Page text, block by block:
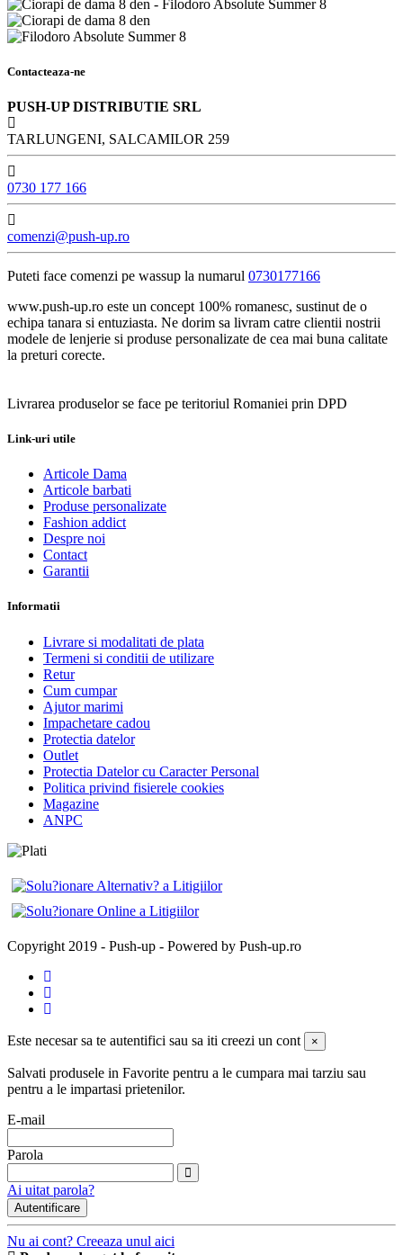
Contacteaza-ne
PUSH-UP DISTRIBUTIE SRL
TARLUNGENI, SALCAMILOR 259
0730 177 166
comenzi@push-up.ro
Puteti face comenzi pe wassup la numarul 0730177166
www.push-up.ro este un concept 100% romanesc, sustinut de o
echipa tanara si entuziasta. Ne dorim sa livram catre clientii nostrii
modele de lenjerie si produse personalizate de cea mai buna calitate
la preturi corecte.
Livrarea produselor se face pe teritoriul Romaniei prin DPD
Link-uri utile
Articole Dama
Articole barbati
Produse personalizate
Fashion addict
Despre noi
Contact
Garantii
Informatii
Livrare si modalitati de plata
Termeni si conditii de utilizare
Retur
Cum cumpar
Ajutor marimi
Impachetare cadou
Protectia datelor
Outlet
Protectia Datelor cu Caracter Personal
Politica privind fisierele cookies
Magazine
ANPC
Copyright 2019 - Push-up - Powered by Push-up.ro
Este necesar sa te autentifici sau sa iti creezi un cont ×
Salvati produsele in Favorite pentru a le cumpara mai tarziu sau
pentru a le impartasi prietenilor.
E-mail
Parola
Ai uitat parola?
Autentificare
Nu ai cont? Creeaza unul aici